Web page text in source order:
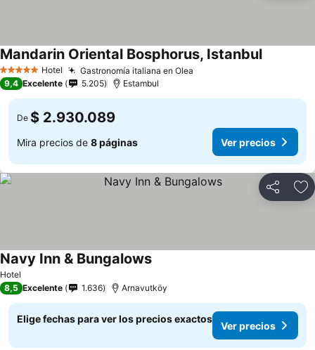
5 Estrellas Hotel Gastronomía italiana en Olea
Mandarin Oriental Bosphorus, Istanbul
9,4 Excelente 5.205 Estambul
De $ 2.930.089
Mira precios de 8 páginas Ver precios
Compartir
Hotel
Navy Inn & Bungalows
8,5 Excelente 1.636 Arnavutköy
Elige fechas para ver los precios exactos
Ver precios